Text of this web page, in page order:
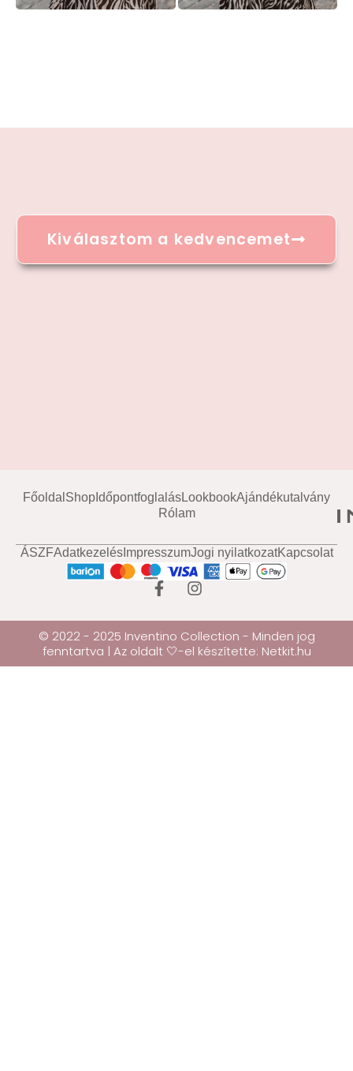
Kiválasztom a kedvencemet
Főoldal Shop IdőpontfoglalásLookbookAjándékutalvány
Rólam
ÁSZFAdatkezelésImpresszumJogi nyilatkozatKapcsolat
© 2022 - 2025 Inventino Collection - Minden jog
fenntartva | Az oldalt 🤍-el készítette: Netkit.hu